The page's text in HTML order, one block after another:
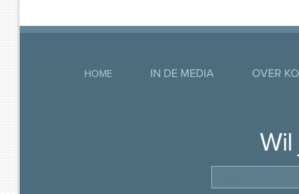
HOME IN DE MEDIA OVER